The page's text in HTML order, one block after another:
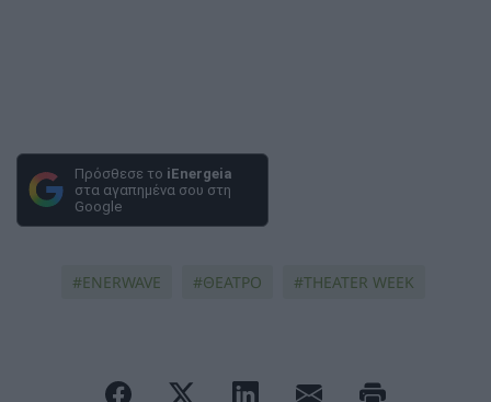
Πρόσθεσε το iEnergeia
στα αγαπημένα σου στη
Google
ENERWAVE ΘΕΑΤΡΟ THEATER WEEK